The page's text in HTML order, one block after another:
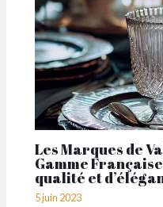
Les Marques de
Gamme
qualité et
5 juin 2023